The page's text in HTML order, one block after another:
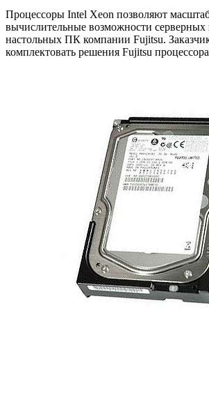
Процессоры Intel Xeon позволяют
вычислительные возможности
настольных ПК компании Fujitsu.
комплектовать решения Fujitsu